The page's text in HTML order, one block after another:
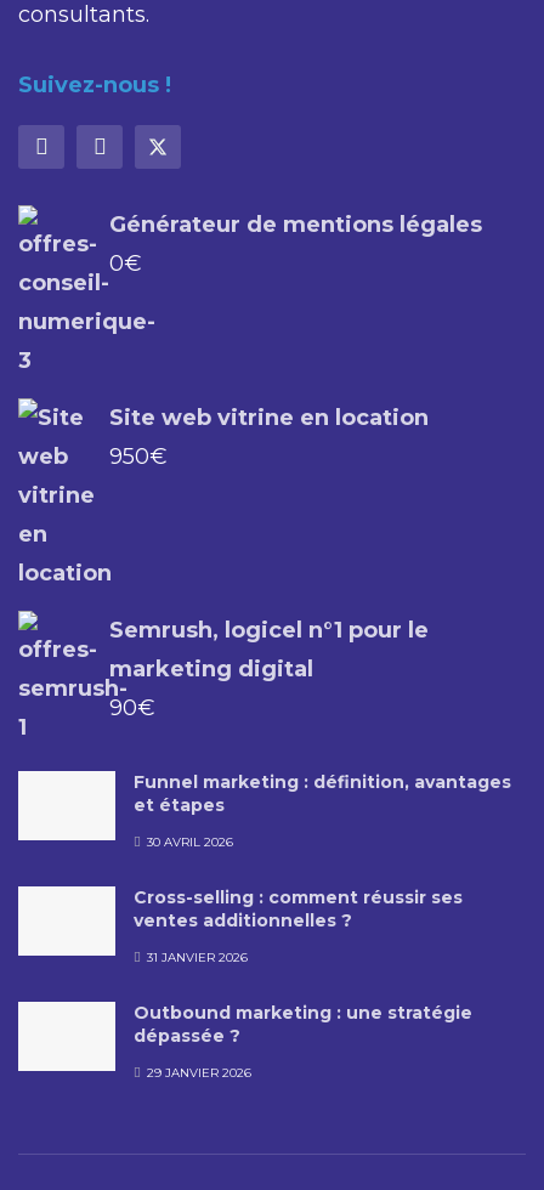
consultants.
Suivez-nous !
Générateur de mentions légales
0€
Site web vitrine en location
950€
Semrush, logicel n°1 pour le
marketing digital
90€
Funnel marketing : définition, avantages
et étapes
30 AVRIL 2026
Cross-selling : comment réussir ses
ventes additionnelles ?
31 JANVIER 2026
Outbound marketing : une stratégie
dépassée ?
29 JANVIER 2026